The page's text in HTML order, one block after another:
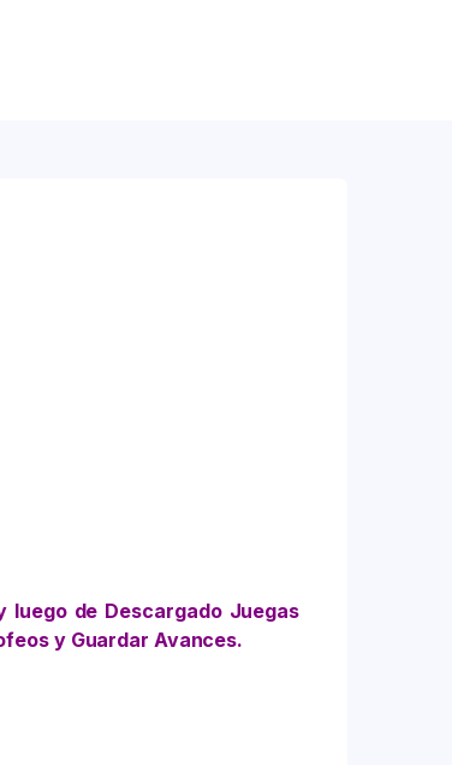
luego de Descargado Juegas
y Guardar Avances.